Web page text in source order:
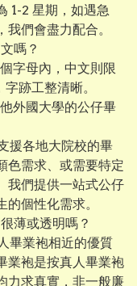
1-2 星期，如遇急
們會盡力配合。
嗎？
字母內，中文則限
跡工整清晰。
外國大學的公仔畢
援各地大院校的畢
色需求、或需要特定
我們提供一站式公仔
個性化需求。
薄或透明嗎？
畢業袍相近的優質
業袍是按真人畢業袍
力求真實，非一般廉